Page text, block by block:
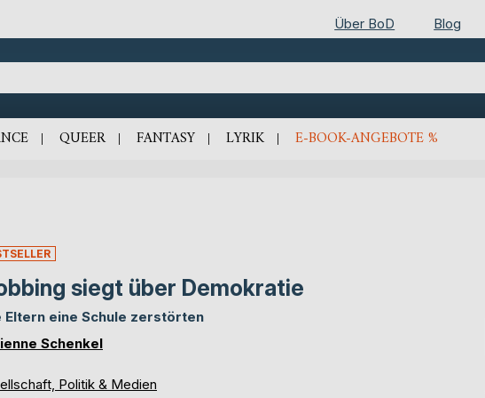
Über BoD Blog
QUEER FANTASY LYRIK E-BOOK-ANGEBOTE %
siegt über Demokratie
Eltern eine Schule zerstörten
Schenkel
Politik & Medien